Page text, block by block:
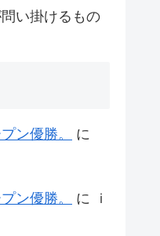
い掛けるもの
ン優勝。
に
ン優勝。 に
ｉ